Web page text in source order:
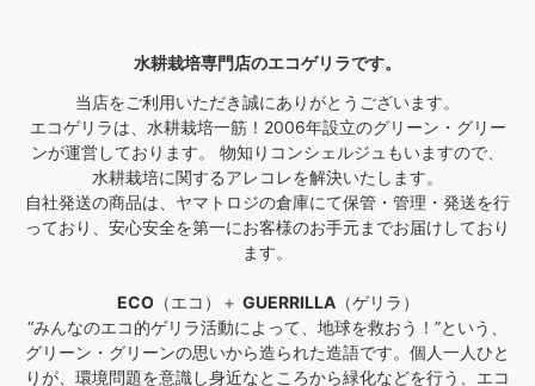
水耕栽培専門店のエコゲリラです。
当店をご利用いただき誠にありがとうございます。
エコゲリラは、水耕栽培一筋！2006年設立のグリーン・グリー
ンが運営しております。 物知りコンシェルジュもいますので、
水耕栽培に関するアレコレを解決いたします。
自社発送の商品は、ヤマトロジの倉庫にて保管・管理・発送を行
っており、安心安全を第一にお客様のお手元までお届けしており
ます。
ECO（エコ）＋ GUERRILLA（ゲリラ）
“みんなのエコ的ゲリラ活動によって、地球を救おう！”という、
グリーン・グリーンの思いから造られた造語です。個人一人ひと
りが、環境問題を意識し身近なところから緑化などを行う、エコ